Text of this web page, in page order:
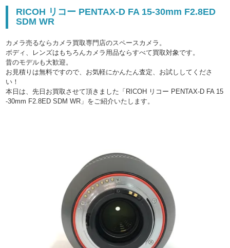
RICOH リコー PENTAX-D FA 15-30mm F2.8ED
SDM WR
カメラ売るならカメラ買取専門店のスペースカメラ。
ボディ、レンズはもちろんカメラ用品ならすべて買取対象です。
昔のモデルも大歓迎。
お見積りは無料ですので、お気軽にかんたん査定、お試ししてくださ
い！
本日は、先日お買取させて頂きました「RICOH リコー PENTAX-D FA 15
-30mm F2.8ED SDM WR」をご紹介いたします。